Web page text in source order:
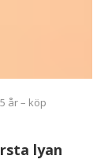
år – köp
lyan